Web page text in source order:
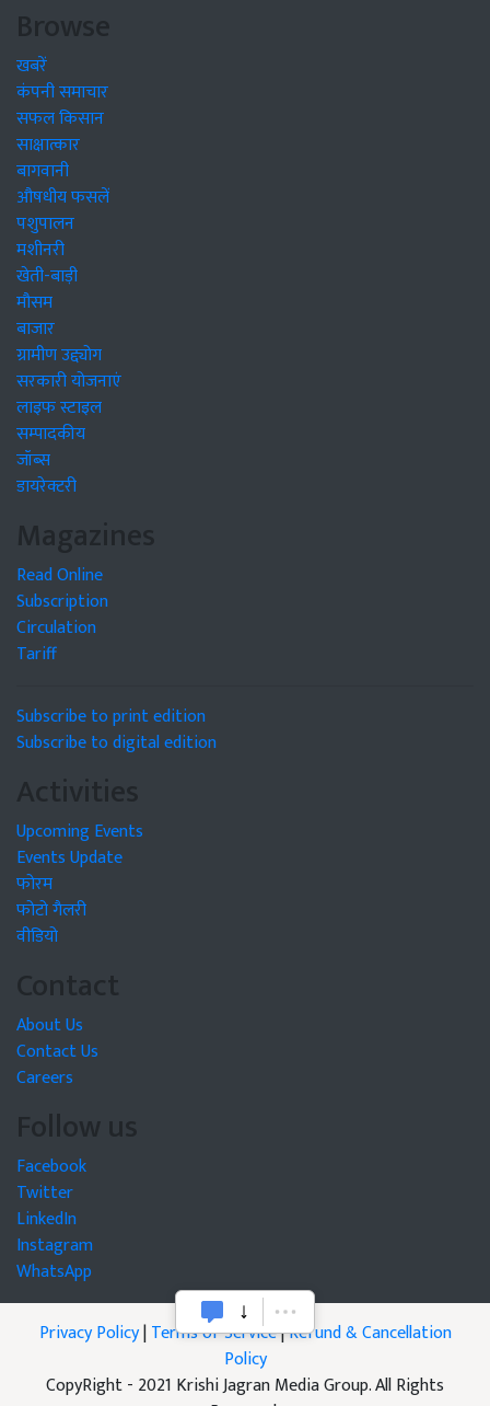
Browse
खबरें
कंपनी समाचार
सफल किसान
साक्षात्कार
बागवानी
औषधीय फसलें
पशुपालन
मशीनरी
खेती-बाड़ी
मौसम
बाजार
ग्रामीण उद्द्योग
सरकारी योजनाएं
लाइफ स्टाइल
सम्पादकीय
जॉब्स
डायरेक्टरी
Magazines
Read Online
Subscription
Circulation
Tariff
Subscribe to print edition
Subscribe to digital edition
Activities
Upcoming Events
Events Update
फोरम
फोटो गैलरी
वीडियो
Contact
About Us
Contact Us
Careers
Follow us
Facebook
Twitter
LinkedIn
Instagram
WhatsApp
Privacy Policy|Terms of Service|Refund & Cancellation
Policy
CopyRight - 2021 Krishi Jagran Media Group. All Rights